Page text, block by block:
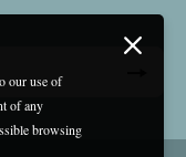
our use of
of any
browsing